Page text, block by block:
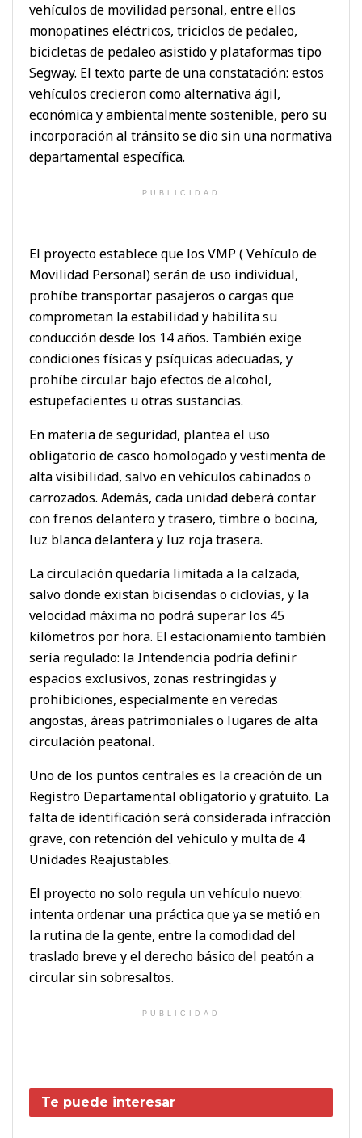
vehículos de movilidad personal, entre ellos
monopatines eléctricos, triciclos de pedaleo,
bicicletas de pedaleo asistido y plataformas tipo
Segway. El texto parte de una constatación: estos
vehículos crecieron como alternativa ágil,
económica y ambientalmente sostenible, pero su
incorporación al tránsito se dio sin una normativa
departamental específica.
PUBLICIDAD
El proyecto establece que los VMP ( Vehículo de
Movilidad Personal) serán de uso individual,
prohíbe transportar pasajeros o cargas que
comprometan la estabilidad y habilita su
conducción desde los 14 años. También exige
condiciones físicas y psíquicas adecuadas, y
prohíbe circular bajo efectos de alcohol,
estupefacientes u otras sustancias.
En materia de seguridad, plantea el uso
obligatorio de casco homologado y vestimenta de
alta visibilidad, salvo en vehículos cabinados o
carrozados. Además, cada unidad deberá contar
con frenos delantero y trasero, timbre o bocina,
luz blanca delantera y luz roja trasera.
La circulación quedaría limitada a la calzada,
salvo donde existan bicisendas o ciclovías, y la
velocidad máxima no podrá superar los 45
kilómetros por hora. El estacionamiento también
sería regulado: la Intendencia podría definir
espacios exclusivos, zonas restringidas y
prohibiciones, especialmente en veredas
angostas, áreas patrimoniales o lugares de alta
circulación peatonal.
Uno de los puntos centrales es la creación de un
Registro Departamental obligatorio y gratuito. La
falta de identificación será considerada infracción
grave, con retención del vehículo y multa de 4
Unidades Reajustables.
El proyecto no solo regula un vehículo nuevo:
intenta ordenar una práctica que ya se metió en
la rutina de la gente, entre la comodidad del
traslado breve y el derecho básico del peatón a
circular sin sobresaltos.
PUBLICIDAD
Te puede interesar